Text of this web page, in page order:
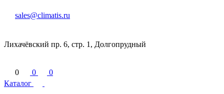
sales@climatis.ru
Лихачёвский пр. 6, стр. 1, Долгопрудный
0 0
0
Каталог